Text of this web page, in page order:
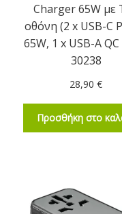
Charger 65W με
οθόνη (2 x USB-C
65W, 1 x USB-A
30238
28,90€
Προσθήκη στο